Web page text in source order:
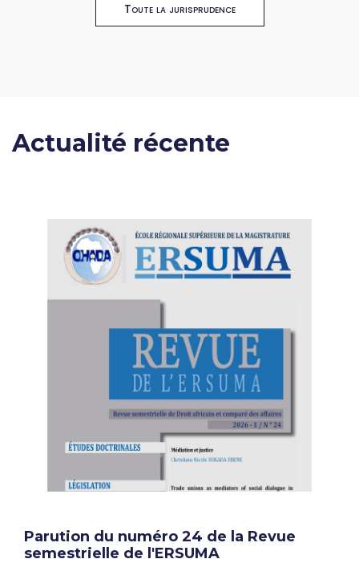
Toute la jurisprudence
Actualité récente
Parution du numéro 24 de la Revue
semestrielle de l'ERSUMA